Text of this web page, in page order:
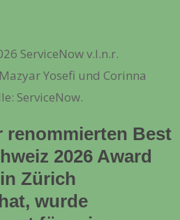
ServiceNow v.l.n.r.
Yosefi und Corinna
ServiceNow.
renommierten Best
2026 Award
Zürich
wurde